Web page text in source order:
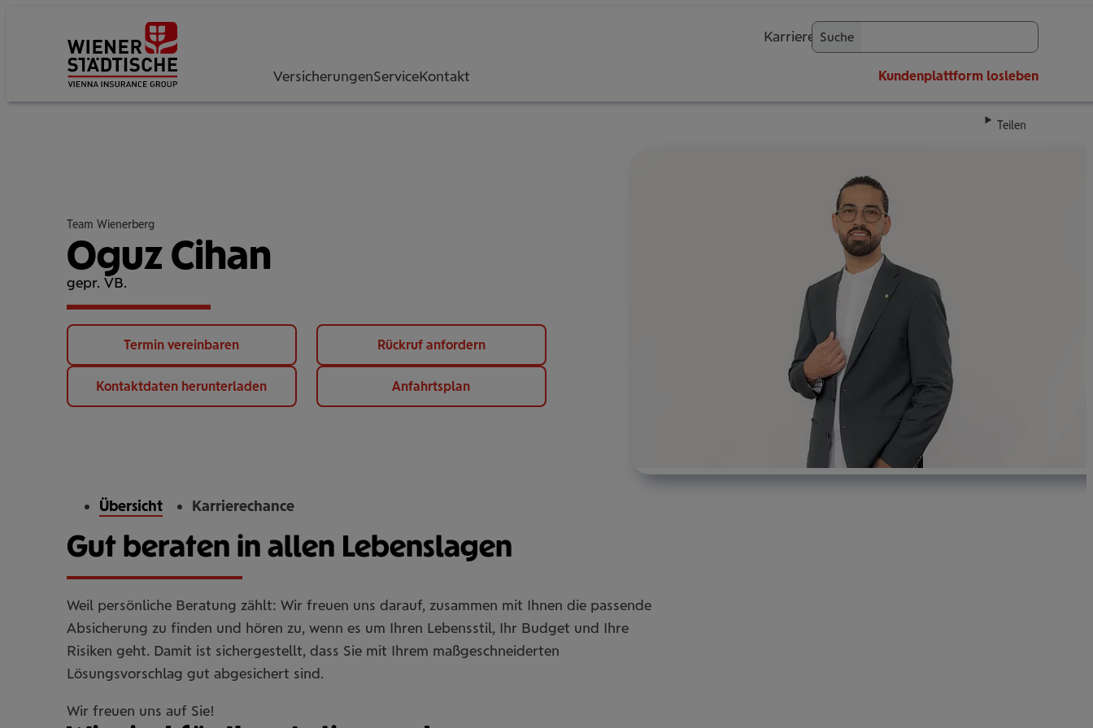
VersicherungenServiceKontakt
Karriere Suche
Kundenplattform losleben
Teilen
Team Wienerberg
Oguz Cihan
gepr. VB.
Termin vereinbaren Rückruf anfordern
Kontaktdaten herunterladen Anfahrtsplan
Übersicht Karrierechance
Gut beraten in allen Lebenslagen
Weil persönliche Beratung zählt: Wir freuen uns darauf, zusammen mit Ihnen die passende
Absicherung zu finden und hören zu, wenn es um Ihren Lebensstil, Ihr Budget und Ihre
Risiken geht. Damit ist sichergestellt, dass Sie mit Ihrem maßgeschneiderten
Lösungsvorschlag gut abgesichert sind.
Wir freuen uns auf Sie!